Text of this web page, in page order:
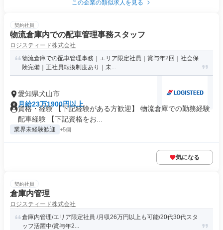
この企業の類似求人を見る
契約社員
物流倉庫内での配車管理事務スタッフ
ロジスティード株式会社
物流倉庫での配車管理事務｜エリア限定社員｜賞与年2回｜社会保
険完備｜正社員転換制度あり｜未...
愛知県犬山市
月給23万1900円以上
資格・経験 【下記経験がある方歓迎】 物流倉庫での勤務経験
配車経験 【下記資格をお...
業界未経験歓迎 +5個
気になる
契約社員
倉庫内管理
ロジスティード株式会社
倉庫内管理/エリア限定社員 /月収26万円以上も可能/20代30代スタ
ッフ活躍中/賞与年2...